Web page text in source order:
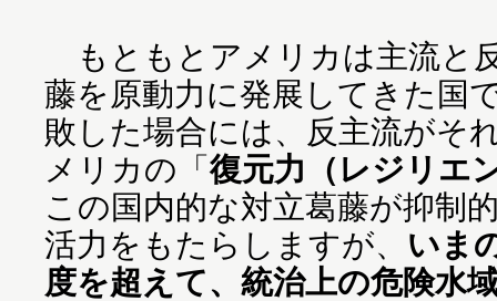
もともとアメリカは主流と
藤を原動力に発展してきた国
敗した場合には、反主流がそ
メリカの「復元力（レジリエ
この国内的な対立葛藤が抑制
活力をもたらしますが、 いま
度を超えて、統治上の危険水